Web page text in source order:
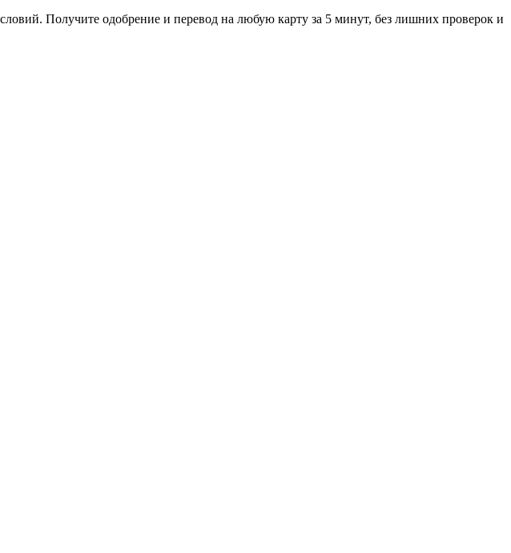
Получите одобрение и перевод на любую карту за 5 минут, без лишних проверок и